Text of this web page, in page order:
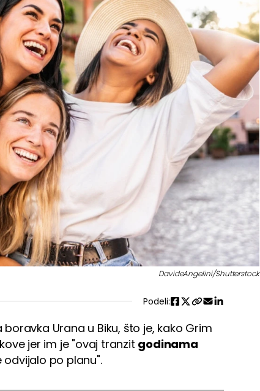
DavideAngelini/Shutterstock
Podeli:
Urana u Biku, što je, kako Grim
jer im je "ovaj tranzit godinama
odvijalo po planu".